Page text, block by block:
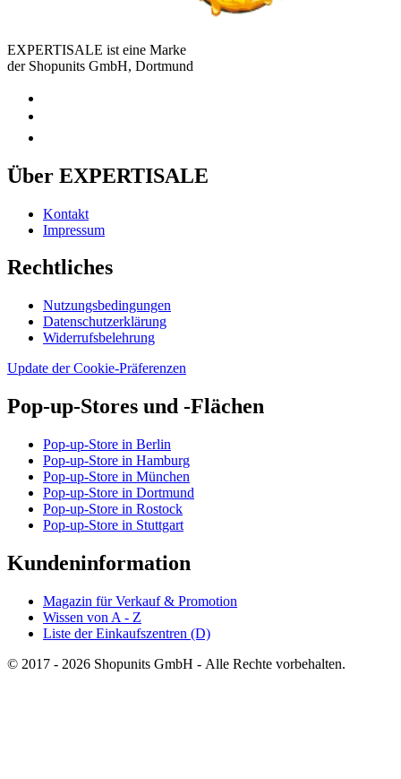
EXPERTISALE ist eine Marke
der Shopunits GmbH, Dortmund
Über EXPERTISALE
Kontakt
Impressum
Rechtliches
Nutzungsbedingungen
Datenschutzerklärung
Widerrufsbelehrung
Update der Cookie-Präferenzen
Pop-up-Stores und -Flächen
Pop-up-Store in Berlin
Pop-up-Store in Hamburg
Pop-up-Store in München
Pop-up-Store in Dortmund
Pop-up-Store in Rostock
Pop-up-Store in Stuttgart
Kundeninformation
Magazin für Verkauf & Promotion
Wissen von A - Z
Liste der Einkaufszentren (D)
© 2017 - 2026 Shopunits GmbH - Alle Rechte vorbehalten.